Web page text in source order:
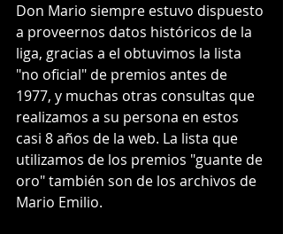
Don Mario siempre estuvo dispuesto
a proveernos datos históricos de la
liga, gracias a el obtuvimos la lista
"no oficial" de premios antes de
1977, y muchas otras consultas que
realizamos a su persona en estos
casi 8 años de la web. La lista que
utilizamos de los premios "guante de
oro" también son de los archivos de
Mario Emilio.